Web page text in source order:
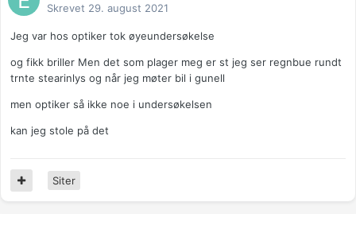
Skrevet 29. august 2021
Jeg var hos optiker tok øyeundersøkelse
og fikk briller Men det som plager meg er st jeg ser regnbue rundt
trnte stearinlys og når jeg møter bil i gunell
men optiker så ikke noe i undersøkelsen
kan jeg stole på det
Siter